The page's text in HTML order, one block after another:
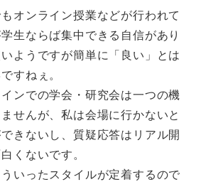
オンライン授業などが行われて
生ならば集中できる自信があり
ようですが簡単に「良い」とは
すねぇ。
ンでの学会・研究会は一つの機
せんが、私は会場に行かないと
きないし、質疑応答はリアル開
くないです。
いったスタイルが定着するので